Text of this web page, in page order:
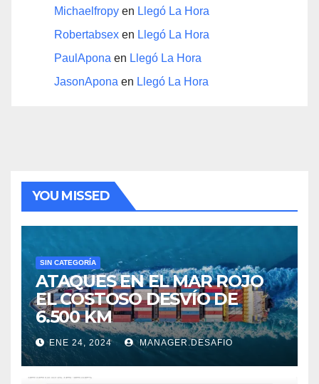
Michaelfropy en Llegó La Hora
Robertabsex en Llegó La Hora
PaulApona en Llegó La Hora
JasonApona en Llegó La Hora
YOU MISSED
SIN CATEGORÍA
ATAQUES EN EL MAR ROJO
EL COSTOSO DESVÍO DE
6.500 KM
ENE 24, 2024 MANAGER.DESAFIO